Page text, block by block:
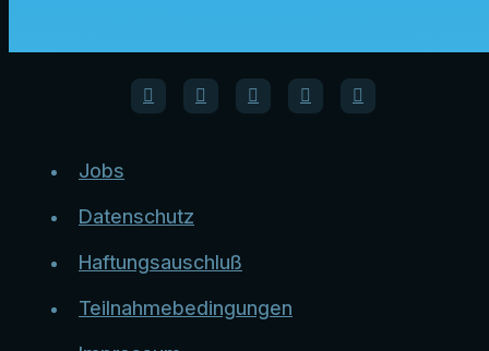
Jobs
Datenschutz
Haftungsauschluß
Teilnahmebedingungen